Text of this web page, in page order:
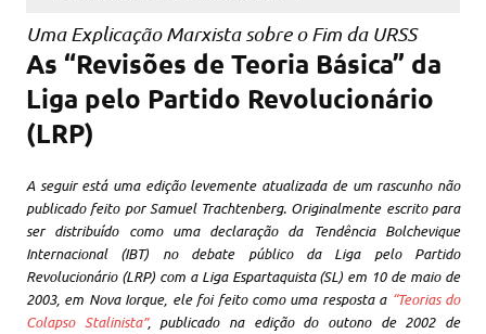
Uma Explicação Marxista sobre o Fim da URSS
As “Revisões de Teoria Básica” da
Liga pelo Partido Revolucionário
(LRP)
A seguir está uma edição levemente atualizada de um rascunho não
publicado feito por Samuel Trachtenberg. Originalmente escrito para
ser distribuído como uma declaração da Tendência Bolchevique
Internacional (IBT) no debate público da Liga pelo Partido
Revolucionário (LRP) com a Liga Espartaquista (SL) em 10 de maio de
2003, em Nova Iorque, ele foi feito como uma resposta a “Teorias do
Colapso Stalinista”, publicado na edição do outono de 2002 de